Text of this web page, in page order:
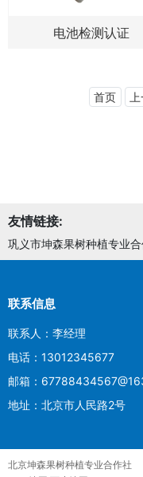
电池检测认证
首页
友情链接:
巩义市坤森果树种植专业
联系信息
联系人：李经理
电话：13012345677
邮箱：
地址：北京市人民路2号
北京坤森果树种植专业合作社